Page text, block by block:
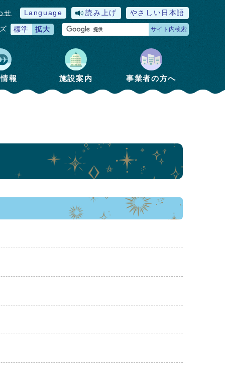
せ Language 読み上げ やさしい日本語
標準 拡大 サイト内検索
報 施設案内 事業者の方へ